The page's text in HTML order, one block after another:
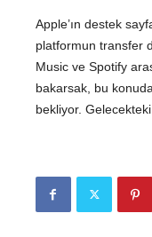
Apple’ın destek
platformun transfer
Music ve Spotify
bakarsak, bu
bekliyor.